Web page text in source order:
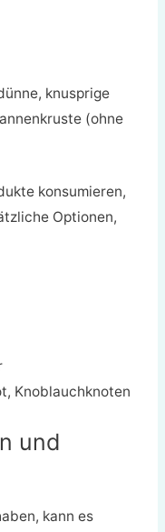
knusprige
(ohne
konsumieren,
Optionen,
Knoblauchknoten
und
kann es